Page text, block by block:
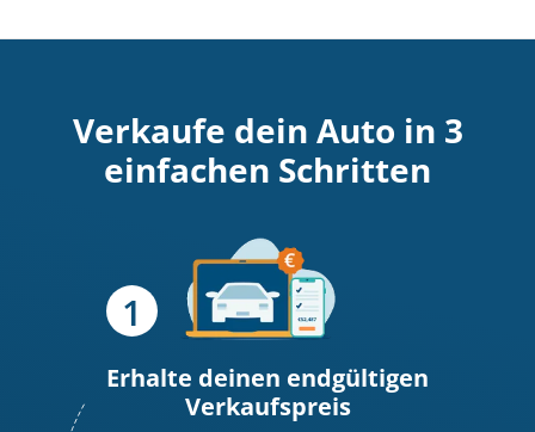
Verkaufe dein Auto in 3
einfachen Schritten
Erhalte deinen endgültigen
Verkaufspreis